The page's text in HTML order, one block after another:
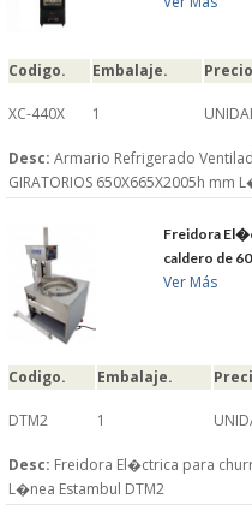
Codigo. Embalaje.
XC-440X 1
Desc: Armario Refrigerado
GIRATORIOS 650X665X2005h mm
Freidora
caldero de
Ver Más
Codigo. Embalaje.
DTM2 1
Desc: Freidora El�ctrica para
L�nea Estambul DTM2